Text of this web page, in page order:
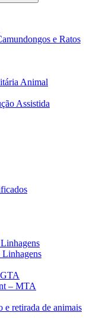
e Ratos
Animal
Assistida
Linhagens
– MTA
e retirada de animais